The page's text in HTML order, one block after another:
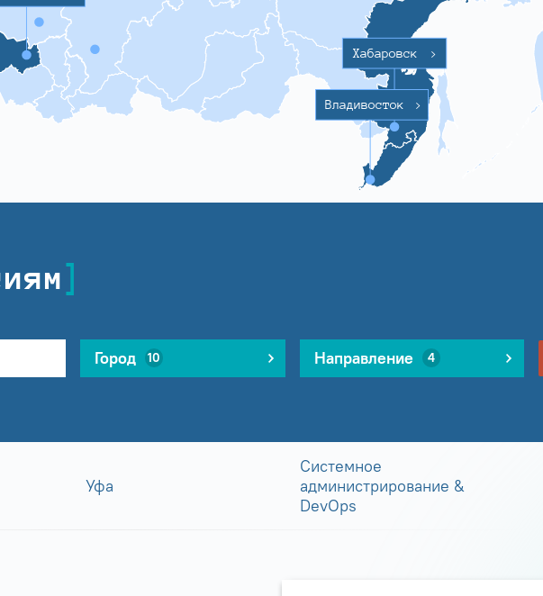
Хабаровск >
Владивосток >
Город 10 Направление 4
Уфа
Системное
администрирование &
DevOps